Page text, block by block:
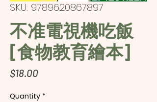
SKU: 9789620867897
不准電視機吃飯
[食物教育繪本]
$18.00Price
Quantity *